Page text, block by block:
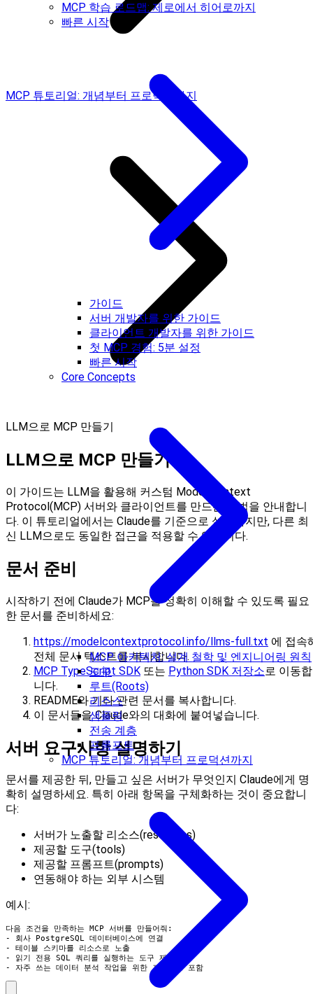
MCP 학습 로드맵: 제로에서 히어로까지
빠른 시작
가이드
서버 개발자를 위한 가이드
클라이언트 개발자를 위한 가이드
첫 MCP 경험: 5분 설정
빠른 시작
Core Concepts
MCP 아키텍처: 설계 철학 및 엔지니어링 원칙
도구
루트(Roots)
리소스
샘플링
전송 계층
프롬프트
MCP 튜토리얼: 개념부터 프로덕션까지
MCP 튜토리얼: 개념부터 프로덕션까지
LLM으로 MCP 만들기
LLM으로 MCP 만들기
이 가이드는 LLM을 활용해 커스텀 Model Context
Protocol(MCP) 서버와 클라이언트를 만드는 방법을 안내합니
다. 이 튜토리얼에서는 Claude를 기준으로 설명하지만, 다른 최
신 LLM으로도 동일한 접근을 적용할 수 있습니다.
문서 준비
시작하기 전에 Claude가 MCP를 정확히 이해할 수 있도록 필요
한 문서를 준비하세요:
https://modelcontextprotocol.info/llms-full.txt 에 접속
전체 문서 텍스트를 복사합니다.
MCP TypeScript SDK 또는 Python SDK 저장소로 이동합
니다.
README와 기타 관련 문서를 복사합니다.
이 문서들을 Claude와의 대화에 붙여넣습니다.
서버 요구사항 설명하기
문서를 제공한 뒤, 만들고 싶은 서버가 무엇인지 Claude에게 명
확히 설명하세요. 특히 아래 항목을 구체화하는 것이 중요합니
다:
서버가 노출할 리소스(resources)
제공할 도구(tools)
제공할 프롬프트(prompts)
연동해야 하는 외부 시스템
예시:
다음 조건을 만족하는 MCP 서버를 만들어줘:
- 회사 PostgreSQL 데이터베이스에 연결
- 테이블 스키마를 리소스로 노출
- 읽기 전용 SQL 쿼리를 실행하는 도구 제공
- 자주 쓰는 데이터 분석 작업을 위한 프롬프트 포함